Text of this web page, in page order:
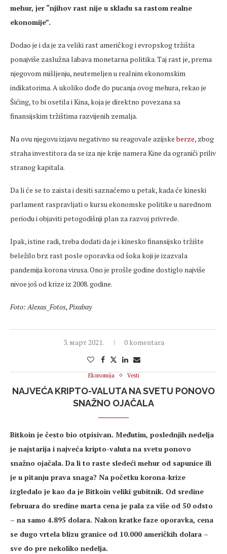
mehur, jer “njihov rast nije u skladu sa rastom realne
ekonomije”.
Dodao je i da je za veliki rast američkog i evropskog tržišta
ponajviše zaslužna labava monetarna politika. Taj rast je, prema
njegovom mišljenju, neutemeljen u realnim ekonomskim
indikatorima. A ukoliko dođe do pucanja ovog mehura, rekao je
Šićing, to bi osetila i Kina, koja je direktno povezana sa
finansijskim tržištima razvijenih zemalja.
Na ovu njegovu izjavu negativno su reagovale azijskeberze, zbog
straha investitora da se iza nje krije namera Kine da ograniči priliv
stranog kapitala.
Da li će se to zaista i desiti saznaćemo u petak, kada će kineski
parlament raspravljati o kursu ekonomske politike u narednom
periodu i objaviti petogodišnji plan za razvoj privrede.
Ipak, istine radi, treba dodati da je i kinesko finansijsko tržište
beležilo brz rast posle oporavka od šoka koji je izazvala
pandemija korona virusa. Ono je prošle godine dostiglo najviše
nivoe još od krize iz 2008. godine.
Foto: Alexas_Fotos, Pixabay
3. март 2021. 0 komentara
Ekonomija Vesti
NAJVEĆA KRIPTO-VALUTA NA SVETU PONOVO
SNAŽNO OJAČALA
Bitkoin je često bio otpisivan. Međutim, poslednjih nedelja
je najstarija i najveća kripto-valuta na svetu ponovo
snažno ojačala. Da li to raste sledeći mehur od sapunice ili
je u pitanju prava snaga? Na početku korona-krize
izgledalo je kao da je Bitkoin veliki gubitnik. Od sredine
februara do sredine marta cena je pala za više od 50 odsto
– na samo 4.895 dolara. Nakon kratke faze oporavka, cena
se dugo vrtela blizu granice od 10.000 američkih dolara –
sve do pre nekoliko nedelja.